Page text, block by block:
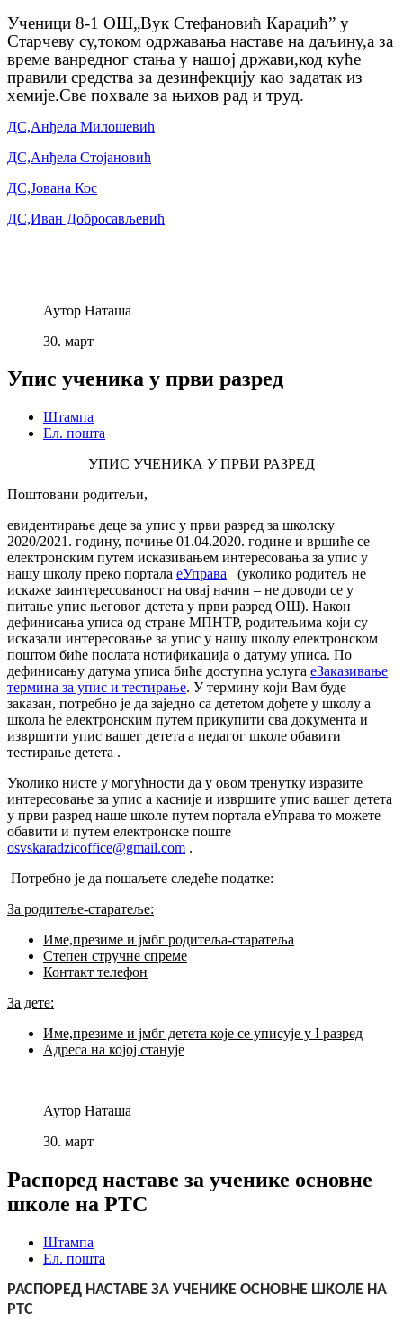
Ученици 8-1 ОШ„Вук Стефановић Караџићˮ у
Старчеву су,током одржавања наставе на даљину,а за
време ванредног стања у нашој држави,код куће
правили средства за дезинфекцију као задатак из
хемије.Све похвале за њихов рад и труд.
ДС,Анђела Милошевић
ДС,Анђела Стојановић
ДС,Јована Кос
ДС,Иван Добросављевић
Аутор Наташа
30. март
Упис ученика у први разред
Штампа
Ел. пошта
УПИС УЧЕНИКА У ПРВИ РАЗРЕД
Поштовани родитељи,
евидентирање деце за упис у први разред за школску
2020/2021. годину, почиње 01.04.2020. године и вршиће се
електронским путем исказивањем интересовања за упис у
нашу школу преко портала еУправа (уколико родитељ не
искаже заинтересованост на овај начин – не доводи се у
питање упис његовог детета у први разред ОШ). Након
дефинисања уписа од стране МПНТР, родитељима који су
исказали интересовање за упис у нашу школу електронском
поштом биће послата нотификација о датуму уписа. По
дефинисању датума уписа биће доступна услуга еЗаказивање
термина за упис и тестирање. У термину који Вам буде
заказан, потребно је да заједно са дететом дођете у школу а
школа ће електронским путем прикупити сва документа и
извршити упис вашег детета а педагог школе обавити
тестирање детета .
Уколико нисте у могућности да у овом тренутку изразите
интересовање за упис а касније и извршите упис вашег детета
у први разред наше школе путем портала еУправа то можете
обавити и путем електронске поште
osvskaradzicoffice@gmail.com .
Потребно је да пошаљете следеће податке:
За родитеље-старатеље:
Име,презиме и јмбг родитеља-старатеља
Степен стручне спреме
Контакт телефон
За дете:
Име,презиме и јмбг детета које се уписује у I разред
Адреса на којој станује
Аутор Наташа
30. март
Распоред наставе за ученике основне
школе на РТС
Штампа
Ел. пошта
РАСПОРЕД НАСТАВЕ ЗА УЧЕНИКЕ ОСНОВНЕ ШКОЛЕ НА
РТС